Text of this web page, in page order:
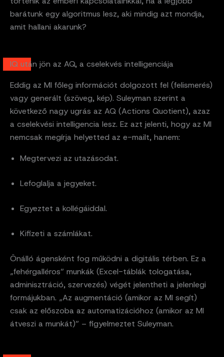
barátunk egy algoritmus lesz, aki mindig azt mondja,
amit hallani akarunk?
IQ után jön az AQ, a cselekvés intelligenciája
Eddig az MI főleg információt dolgozott fel (felismerés)
vagy generált (szöveg, kép). Suleyman szerint a
következő nagy ugrás az AQ (Actions Quotient), azaz
a cselekvési intelligencia lesz. Ez azt jelenti, hogy az MI
nemcsak megírja helyetted az e-mailt, hanem:
Megtervezi az utazásodat.
Lefoglalja a jegyeket.
Egyeztet a kollégáiddal.
Kifizeti a számlákat.
Önálló ágensként fog működni a digitális térben. Ez a
„fehérgalléros” munkák (Excel-táblák tologatása,
adminisztráció, szervezés) végét jelentheti a jelenlegi
formájukban. „Az augmentáció (amikor az MI segít)
csak az előszoba az automatizációhoz (amikor az MI
átveszi a munkát)” – figyelmeztet Suleyman.